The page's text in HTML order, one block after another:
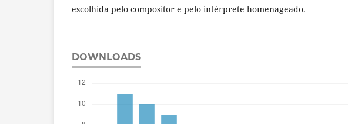
escolhida pelo compositor e pelo intérprete homenageado.
DOWNLOADS